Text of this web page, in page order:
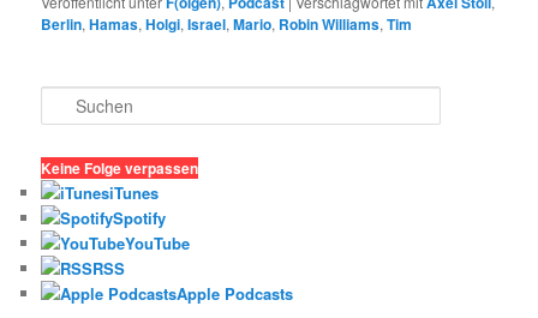
Teilen
Berlin,Hamas,Holgi,Israel,Mario, Robin Williams,Tim
u
h
e
n
Keine Folge verpassen
iTunes
Spotify
YouTube
RSS
Apple Podcasts